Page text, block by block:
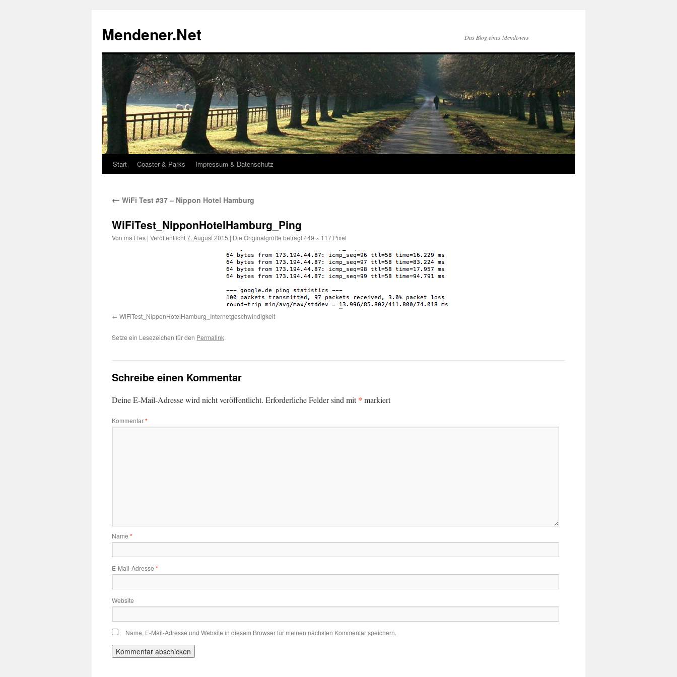
springen
Mendener.Net Das Blog eines Mendeners
Start Coaster & Parks Impressum & Datenschutz
← WiFi Test #37 – Nippon Hotel Hamburg
WiFiTest_NipponHotelHamburg_Ping
Von maTTes | Veröffentlicht7. August 2015 | Die Originalgröße beträgt449 × 117 Pixel
WiFiTest_NipponHotelHamburg_Internetgeschwindigkeit
Setze ein Lesezeichen für den Permalink.
Schreibe einen Kommentar
Deine E-Mail-Adresse wird nicht veröffentlicht. Erforderliche Felder sind mit* markiert
Kommentar*
Name *
E-Mail-Adresse *
Website
Name, E-Mail-Adresse und Website in diesem Browser für meinen nächsten Kommentar speichern.